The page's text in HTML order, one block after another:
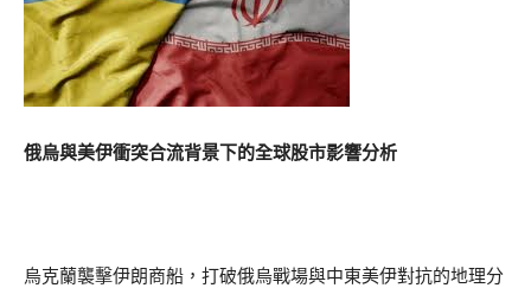
俄烏與美伊衝突合流背景下的全球股市影響分析
烏克蘭襲擊伊朗商船，打破俄烏戰場與中東美伊對抗的地理分